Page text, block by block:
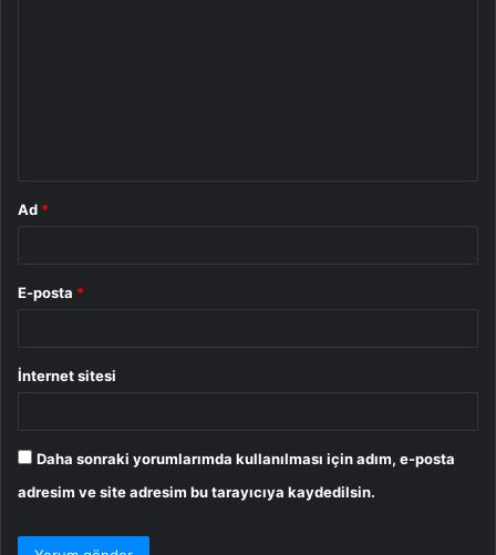
Ad *
E-posta *
İnternet sitesi
Daha sonraki yorumlarımda kullanılması için adım, e-posta
adresim ve site adresim bu tarayıcıya kaydedilsin.